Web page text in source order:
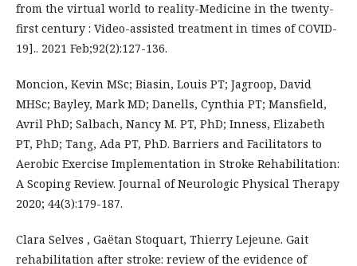
from the virtual world to reality-Medicine in the twenty-
first century : Video-assisted treatment in times of COVID-
19].. 2021 Feb;92(2):127-136.
Moncion, Kevin MSc; Biasin, Louis PT; Jagroop, David
MHSc; Bayley, Mark MD; Danells, Cynthia PT; Mansfield,
Avril PhD; Salbach, Nancy M. PT, PhD; Inness, Elizabeth
PT, PhD; Tang, Ada PT, PhD. Barriers and Facilitators to
Aerobic Exercise Implementation in Stroke Rehabilitation:
A Scoping Review. Journal of Neurologic Physical Therapy
2020; 44(3):179-187.
Clara Selves , Gaëtan Stoquart, Thierry Lejeune. Gait
rehabilitation after stroke: review of the evidence of